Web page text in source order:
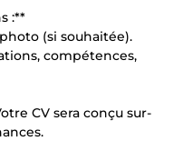
:**
(si souhaitée).
compétences,
CV sera conçu sur-